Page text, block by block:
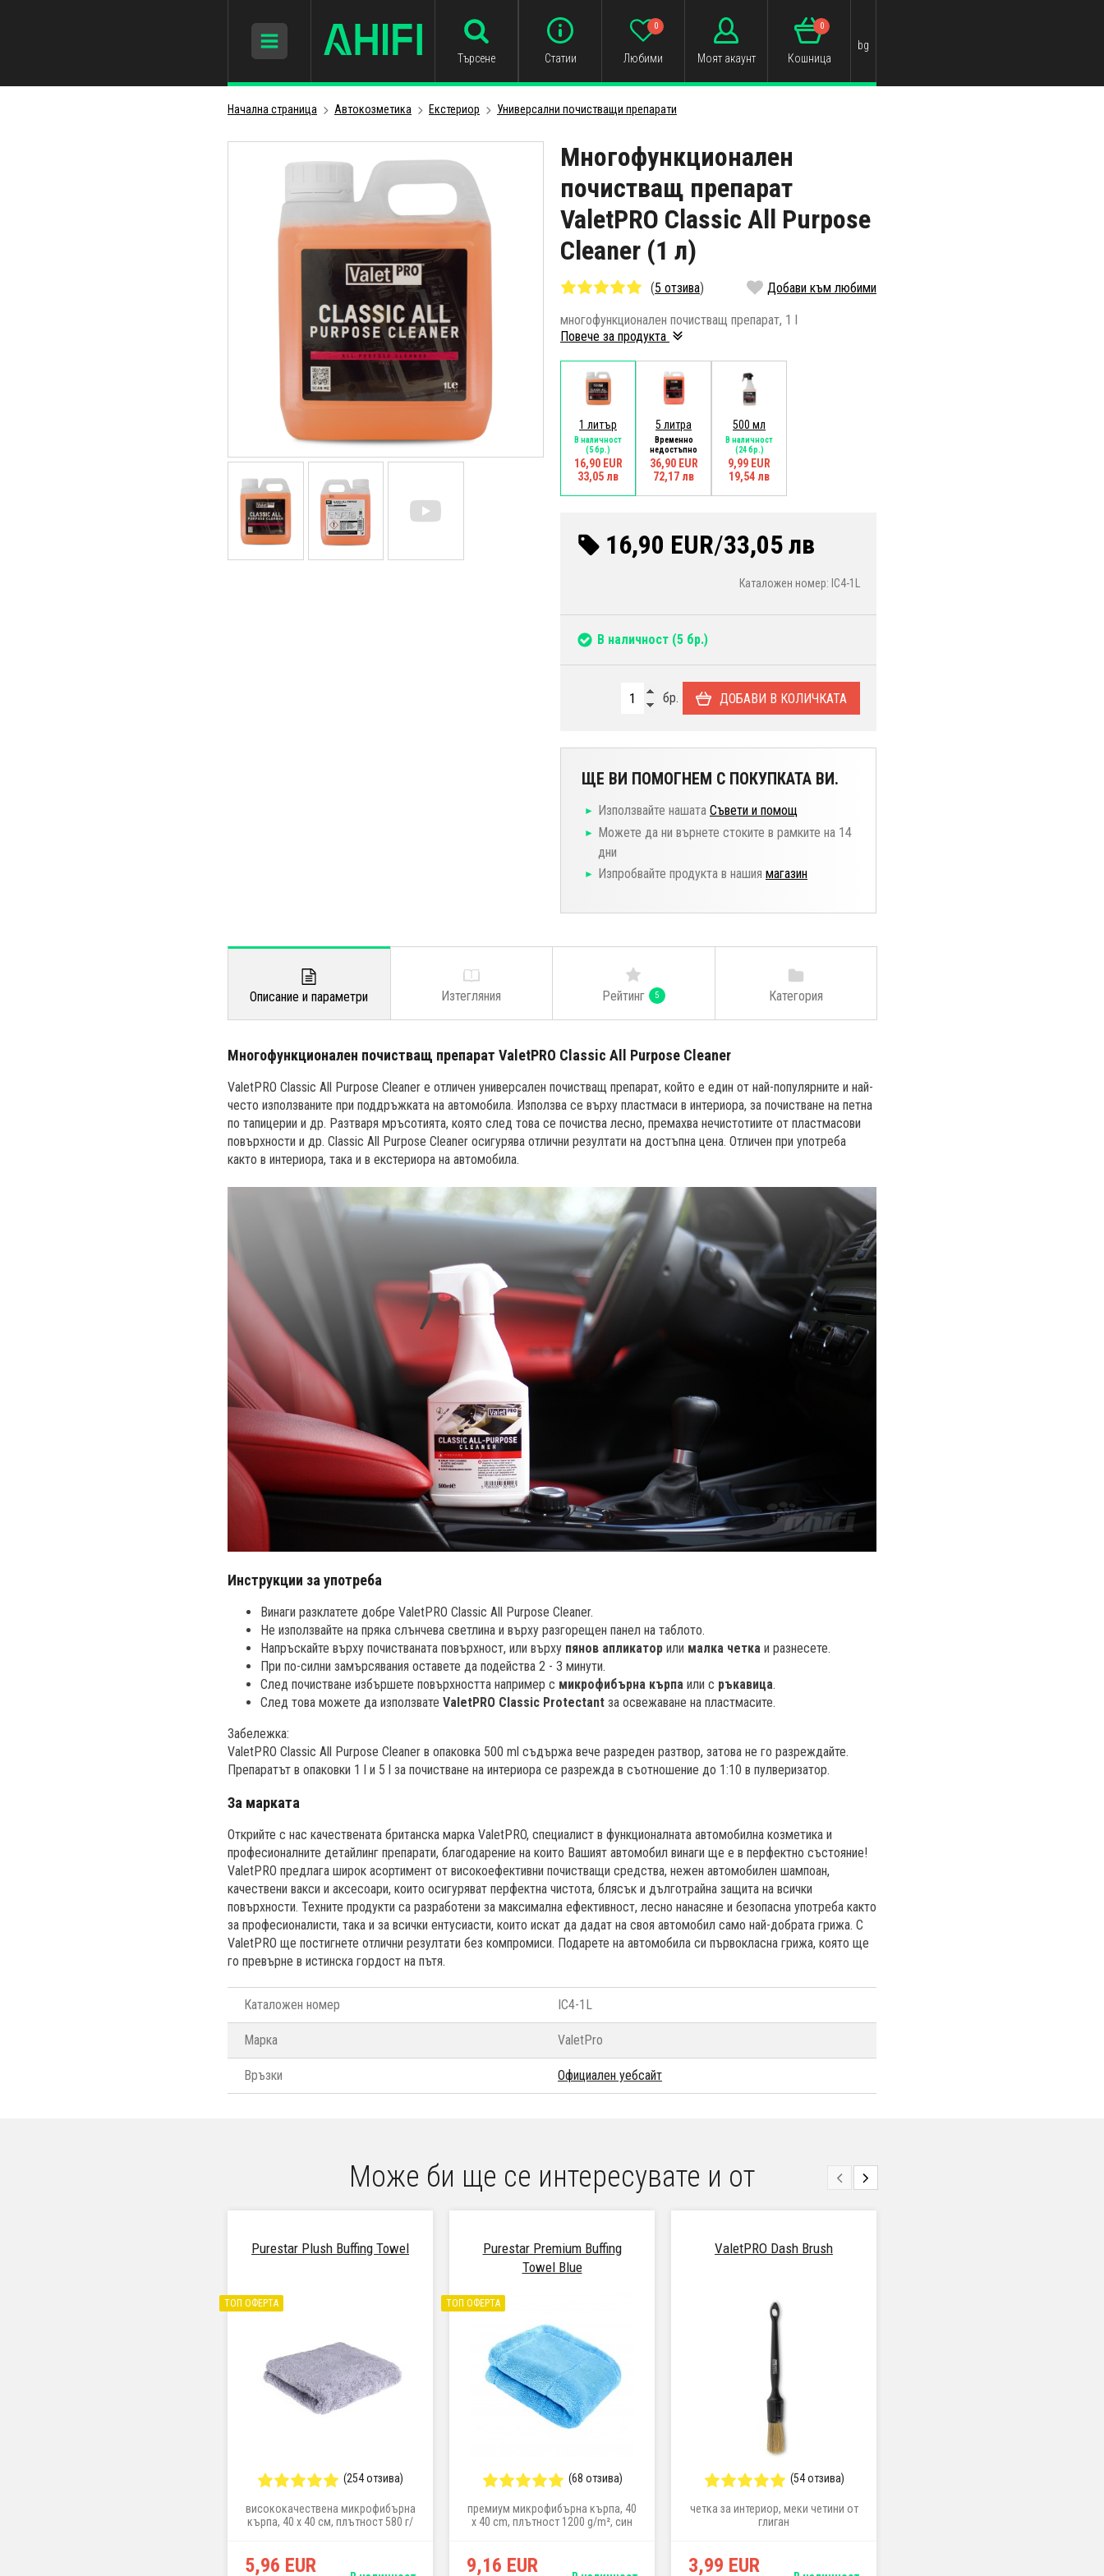
Търсене Статии Любими
0
Моят акаунт Кошница
0
bg
Начална страница Автокозметика Екстериор Универсални почистващи препарати
Многофункционален
почистващ препарат
ValetPRO Classic All Purpose
Cleaner (1 л)
(5 отзива) Добави към любими
многофункционален почистващ препарат, 1 l
Повече за продукта
1 литър
В наличност
(5 бр.)
16,90 EUR
33,05 лв
5 литра
Временно
недостъпно
36,90 EUR
72,17 лв
500 мл
В наличност
(24 бр.)
9,99 EUR
19,54 лв
16,90 EUR/33,05 лв
Каталожен номер: IC4-1L
В наличност (5 бр.)
бр. ДОБАВИ В КОЛИЧКАТА
ЩЕ ВИ ПОМОГНЕМ С ПОКУПКАТА ВИ.
Използвайте нашата Съвети и помощ
Можете да ни върнете стоките в рамките на 14
дни
Изпробвайте продукта в нашия магазин
Описание и параметри Изтегляния Рейтинг 5 Категория
Многофункционален почистващ препарат ValetPRO Classic All Purpose Cleaner
ValetPRO Classic All Purpose Cleaner е отличен универсален почистващ препарат, който е един от най-популярните и най-
често използваните при поддръжката на автомобила. Използва се върху пластмаси в интериора, за почистване на петна
по тапицерии и др. Разтваря мръсотията, която след това се почиства лесно, премахва нечистотиите от пластмасови
повърхности и др. Classic All Purpose Cleaner осигурява отлични резултати на достъпна цена. Отличен при употреба
както в интериора, така и в екстериора на автомобила.
Инструкции за употреба
Винаги разклатете добре ValetPRO Classic All Purpose Cleaner.
Не използвайте на пряка слънчева светлина и върху разгорещен панел на таблото.
Напръскайте върху почистваната повърхност, или върху пянов апликатор или малка четка и разнесете.
При по-силни замърсявания оставете да подейства 2 - 3 минути.
След почистване избършете повърхността например с микрофибърна кърпа или с ръкавица.
След това можете да използвате ValetPRO Classic Protectant за освежаване на пластмасите.
Забележка:
ValetPRO Classic All Purpose Cleaner в опаковка 500 ml съдържа вече разреден разтвор, затова не го разреждайте.
Препаратът в опаковки 1 l и 5 l за почистване на интериора се разрежда в съотношение до 1:10 в пулверизатор.
За марката
Открийте с нас качествената британска марка ValetPRO, специалист в функционалната автомобилна козметика и
професионалните детайлинг препарати, благодарение на които Вашият автомобил винаги ще е в перфектно състояние!
ValetPRO предлага широк асортимент от високоефективни почистващи средства, нежен автомобилен шампоан,
качествени вакси и аксесоари, които осигуряват перфектна чистота, блясък и дълготрайна защита на всички
повърхности. Техните продукти са разработени за максимална ефективност, лесно нанасяне и безопасна употреба както
за професионалисти, така и за всички ентусиасти, които искат да дадат на своя автомобил само най-добрата грижа. С
ValetPRO ще постигнете отлични резултати без компромиси. Подарете на автомобила си първокласна грижа, която ще
го превърне в истинска гордост на пътя.
Каталожен номер IC4-1L
Марка ValetPro
Връзки Официален уебсайт
Може би ще се интересувате и от
Purestar Plush Buffing Towel
ТОП ОФЕРТА
(254 отзива)
висококачествена микрофибърна
кърпа, 40 x 40 см, плътност 580 г/
5,96 EUR
Purestar Premium Buffing
Towel Blue
ТОП ОФЕРТА
(68 отзива)
премиум микрофибърна кърпа, 40
x 40 cm, плътност 1200 g/m², син
9,16 EUR
ValetPRO Dash Brush
(54 отзива)
четка за интериор, меки четини от
глиган
3,99 EUR